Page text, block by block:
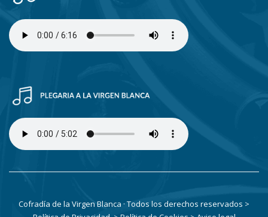
Cofradía de la Virgen Blanca · Todos los derechos reservados >